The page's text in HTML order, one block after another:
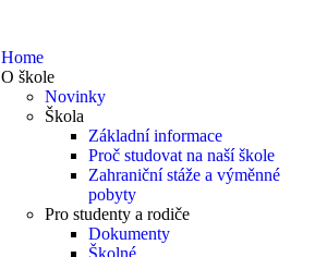
Home
O škole
Novinky
Škola
Základní informace
Proč studovat na naší škole
Zahraniční stáže a výměnné
pobyty
Pro studenty a rodiče
Dokumenty
Školné